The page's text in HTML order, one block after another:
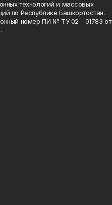
технологий и массовых
по Республике Башкортостан.
номер ПИ № ТУ 02 - 01783 от